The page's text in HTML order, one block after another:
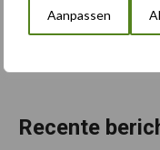
Aanpassen
Recente